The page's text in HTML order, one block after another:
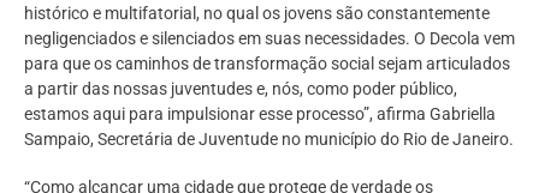
histórico e multifatorial, no qual os jovens são constantemente
negligenciados e silenciados em suas necessidades. O Decola vem
para que os caminhos de transformação social sejam articulados
a partir das nossas juventudes e, nós, como poder público,
estamos aqui para impulsionar esse processo”, afirma Gabriella
Sampaio, Secretária de Juventude no município do Rio de Janeiro.
“Como alcançar uma cidade que protege de verdade os